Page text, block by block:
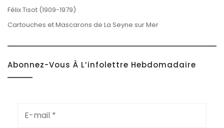
Félix Tisot (1909-1979)
Cartouches et Mascarons de La Seyne sur Mer
Abonnez-Vous À L’infolettre Hebdomadaire